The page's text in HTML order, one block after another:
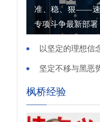
准、稳、狠——速
专项斗争最新部署
枫桥经验